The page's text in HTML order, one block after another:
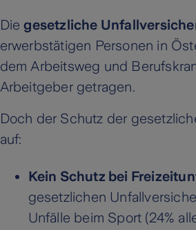
Diegesetzliche
erwerbstätigen Personen in
dem Arbeitsweg und
Arbeitgeber getragen.
Doch der Schutz der
auf:
Kein Schutz bei
gesetzlichen
Unfälle beim Sport (24%